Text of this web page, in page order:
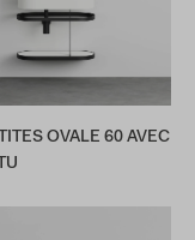
OVALE 60 AVEC